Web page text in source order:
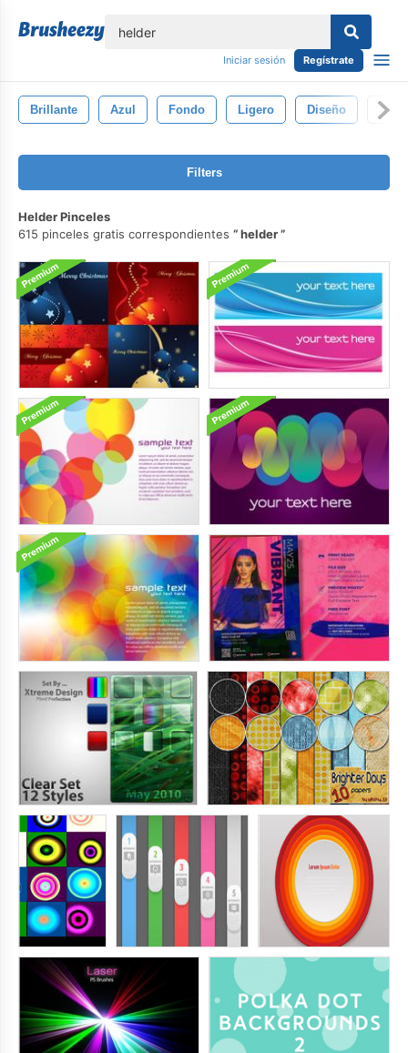
Iniciar sesión Regístrate
Brillante Azul Fondo Ligero Diseño
Filters
Helder Pinceles
615 pinceles gratis correspondientes
helder